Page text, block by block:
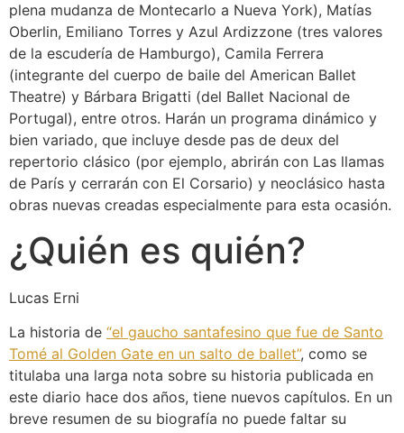
plena mudanza de Montecarlo a Nueva York), Matías
Oberlin, Emiliano Torres y Azul Ardizzone (tres valores
de la escudería de Hamburgo), Camila Ferrera
(integrante del cuerpo de baile del American Ballet
Theatre) y Bárbara Brigatti (del Ballet Nacional de
Portugal), entre otros. Harán un programa dinámico y
bien variado, que incluye desde pas de deux del
repertorio clásico (por ejemplo, abrirán con Las llamas
de París y cerrarán con El Corsario) y neoclásico hasta
obras nuevas creadas especialmente para esta ocasión.
¿Quién es quién?
Lucas Erni
La historia de “el gaucho santafesino que fue de Santo
Tomé al Golden Gate en un salto de ballet”, como se
titulaba una larga nota sobre su historia publicada en
este diario hace dos años, tiene nuevos capítulos. En un
breve resumen de su biografía no puede faltar su